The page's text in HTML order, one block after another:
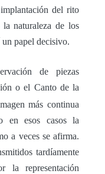
del rito
naturaleza de los
papel decisivo.
de piezas
o el Canto de la
más continua
en esos casos la
a veces se afirma.
tardíamente
la representación